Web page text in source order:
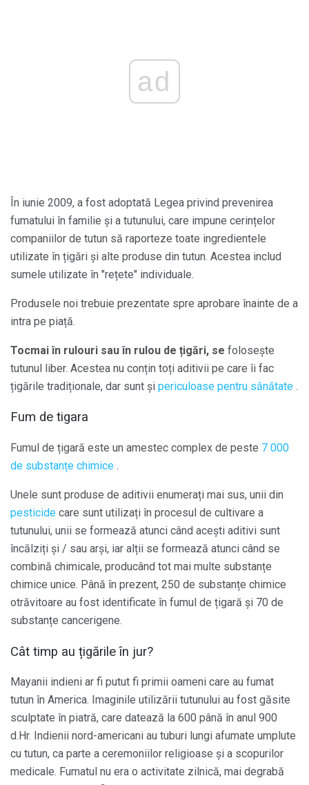
ad
În iunie 2009, a fost adoptată Legea privind prevenirea
fumatului în familie și a tutunului, care impune cerințelor
companiilor de tutun să raporteze toate ingredientele
utilizate în țigări și alte produse din tutun. Acestea includ
sumele utilizate în "rețete" individuale.
Produsele noi trebuie prezentate spre aprobare înainte de a
intra pe piață.
Tocmai în rulouri sau în rulou de țigări, se folosește
tutunul liber. Acestea nu conțin toți aditivii pe care îi fac
țigările tradiționale, dar sunt și periculoase pentru sănătate .
Fum de tigara
Fumul de țigară este un amestec complex de peste 7 000
de substanțe chimice .
Unele sunt produse de aditivii enumerați mai sus, unii din
pesticide care sunt utilizați în procesul de cultivare a
tutunului, unii se formează atunci când acești aditivi sunt
încălziți și / sau arși, iar alții se formează atunci când se
combină chimicale, producând tot mai multe substanțe
chimice unice. Până în prezent, 250 de substanțe chimice
otrăvitoare au fost identificate în fumul de țigară și 70 de
substanțe cancerigene.
Cât timp au țigările în jur?
Mayanii indieni ar fi putut fi primii oameni care au fumat
tutun în America. Imaginile utilizării tutunului au fost găsite
sculptate în piatră, care datează la 600 până în anul 900
d.Hr. Indienii nord-americani au tuburi lungi afumate umplute
cu tutun, ca parte a ceremoniilor religioase și a scopurilor
medicale. Fumatul nu era o activitate zilnică, mai degrabă